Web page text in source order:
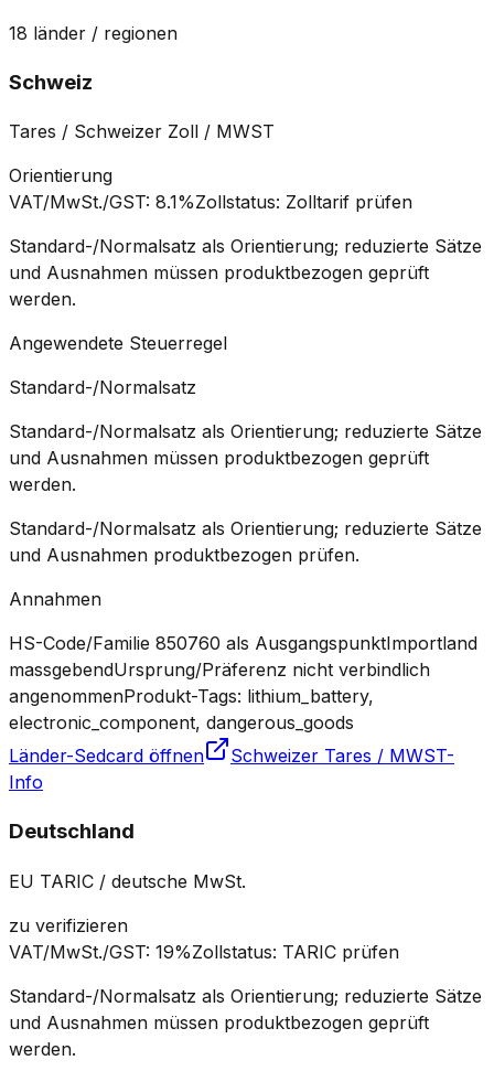
18 länder / regionen
Schweiz
Tares / Schweizer Zoll / MWST
Orientierung
VAT/MwSt./GST: 8.1%Zollstatus: Zolltarif prüfen
Standard-/Normalsatz als Orientierung; reduzierte Sätze
und Ausnahmen müssen produktbezogen geprüft
werden.
Angewendete Steuerregel
Standard-/Normalsatz
Standard-/Normalsatz als Orientierung; reduzierte Sätze
und Ausnahmen müssen produktbezogen geprüft
werden.
Standard-/Normalsatz als Orientierung; reduzierte Sätze
und Ausnahmen produktbezogen prüfen.
Annahmen
HS-Code/Familie 850760 als AusgangspunktImportland
massgebendUrsprung/Präferenz nicht verbindlich
angenommenProdukt-Tags: lithium_battery,
electronic_component, dangerous_goods
Länder-Sedcard öffnen
Schweizer Tares / MWST-
Info
Deutschland
EU TARIC / deutsche MwSt.
zu verifizieren
VAT/MwSt./GST: 19%Zollstatus: TARIC prüfen
Standard-/Normalsatz als Orientierung; reduzierte Sätze
und Ausnahmen müssen produktbezogen geprüft
werden.